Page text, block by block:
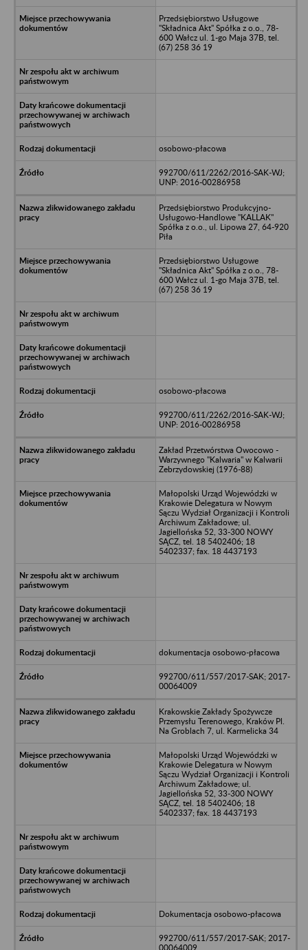
Przedsiębiorstwo Usługowe
"Składnica Akt" Spółka z o.o., 78-
600 Wałcz ul. 1-go Maja 37B, tel.
(67) 258 36 19
osobowo-płacowa
992700/611/2262/2016-SAK-WJ;
UNP: 2016-00286958
Przedsiębiorstwo Produkcyjno-
Usługowo-Handlowe "KALLAK"
Spółka z o.o., ul. Lipowa 27, 64-920
Piła
Przedsiębiorstwo Usługowe
"Składnica Akt" Spółka z o.o., 78-
600 Wałcz ul. 1-go Maja 37B, tel.
(67) 258 36 19
osobowo-płacowa
992700/611/2262/2016-SAK-WJ;
UNP: 2016-00286958
Zakład Przetwórstwa Owocowo -
Warzywnego "Kalwaria" w Kalwarii
Zebrzydowskiej (1976-88)
Małopolski Urząd Wojewódzki w
Krakowie Delegatura w Nowym
Sączu Wydział Organizacji i Kontroli
Archiwum Zakładowe; ul.
Jagiellońska 52, 33-300 NOWY
SĄCZ, tel. 18 5402406; 18
5402337; fax. 18 4437193
dokumentacja osobowo-płacowa
992700/611/557/2017-SAK; 2017-
00064009
Krakowskie Zakłady Spożywcze
Przemysłu Terenowego, Kraków Pl.
Na Groblach 7, ul. Karmelicka 34
Małopolski Urząd Wojewódzki w
Krakowie Delegatura w Nowym
Sączu Wydział Organizacji i Kontroli
Archiwum Zakładowe; ul.
Jagiellońska 52, 33-300 NOWY
SĄCZ, tel. 18 5402406; 18
5402337; fax. 18 4437193
Dokumentacja osobowo-płacowa
992700/611/557/2017-SAK; 2017-
00064009